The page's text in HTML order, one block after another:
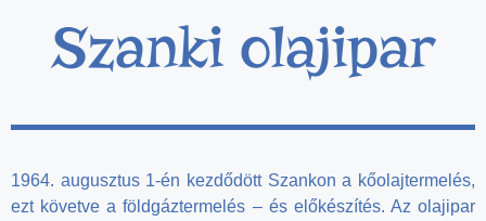
Szanki olajipar
1964. augusztus 1-én kezdődött Szankon a kőolajtermelés,
ezt követve a földgáztermelés – és előkészítés. Az olajipar